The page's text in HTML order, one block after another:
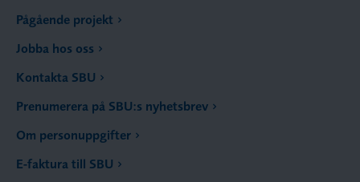
Pågående projekt
Jobba hos oss
Kontakta SBU
Prenumerera på SBU:s nyhetsbrev
Om personuppgifter
E-faktura till SBU